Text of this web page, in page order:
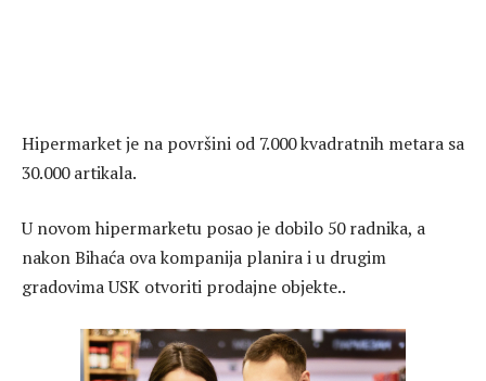
Hipermarket je na površini od 7.000 kvadratnih metara sa
30.000 artikala.
U novom hipermarketu posao je dobilo 50 radnika, a
nakon Bihaća ova kompanija planira i u drugim
gradovima USK otvoriti prodajne objekte..